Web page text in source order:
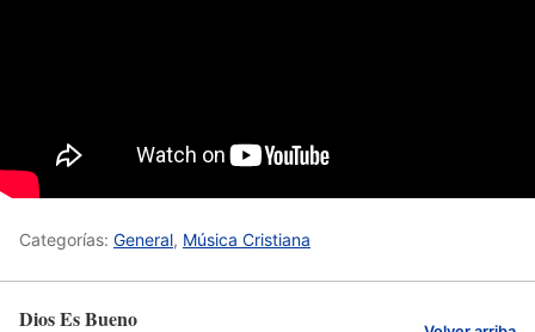
Categorías: General, Música Cristiana
Dios Es Bueno